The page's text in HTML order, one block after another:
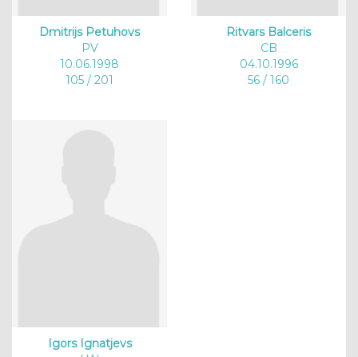
Dmitrijs Petuhovs
PV
10.06.1998
105 / 201
Ritvars Balceris
CB
04.10.1996
56 / 160
Igors Ignatjevs